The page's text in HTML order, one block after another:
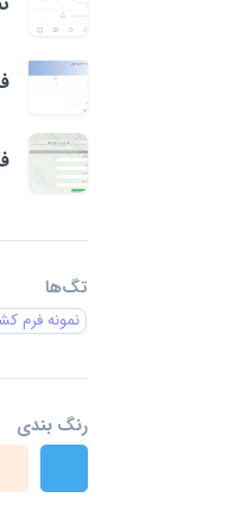
تگ‌ها
نمونه فرم
رنگ بندی